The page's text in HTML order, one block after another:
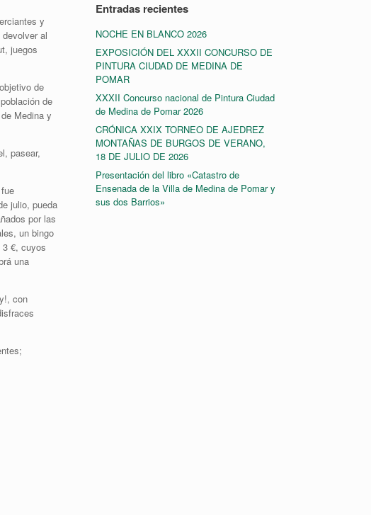
y
al
juegos
de
de
Medina y
pasear,
julio, pueda
por las
un bingo
€, cuyos
una
con
Entradas recientes
NOCHE EN BLANCO 2026
EXPOSICIÓN DEL XXXII CONCURSO DE
PINTURA CIUDAD DE MEDINA DE
POMAR
XXXII Concurso nacional de Pintura Ciudad
de Medina de Pomar 2026
CRÓNICA XXIX TORNEO DE AJEDREZ
MONTAÑAS DE BURGOS DE VERANO,
18 DE JULIO DE 2026
Presentación del libro «Catastro de
Ensenada de la Villa de Medina de Pomar y
sus dos Barrios»